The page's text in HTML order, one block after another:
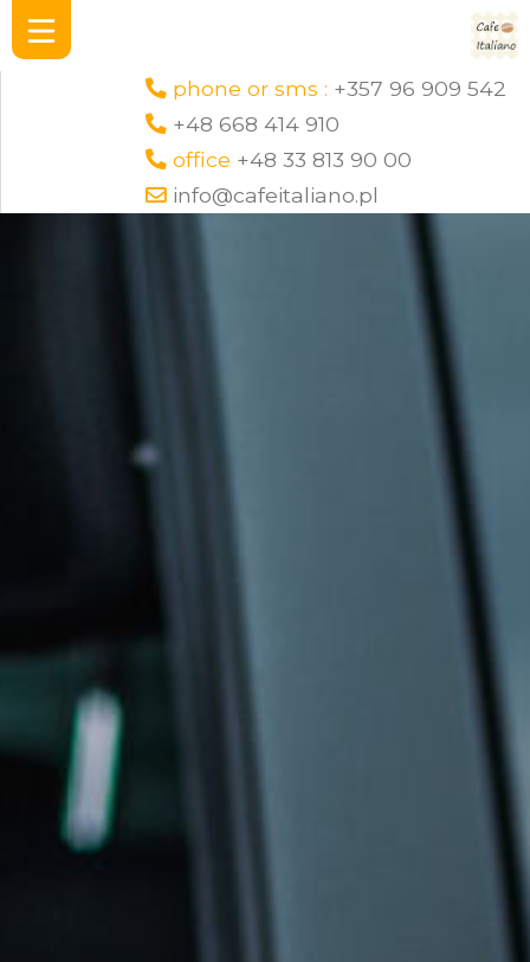
phone or sms : +357 96 909 542
+48 668 414 910
office +48 33 813 90 00
info@cafeitaliano.pl